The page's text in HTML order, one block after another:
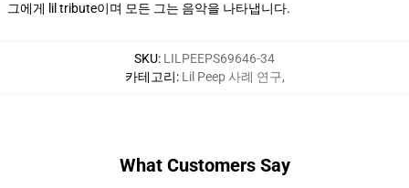
그에게 lil tribute이며 모든 그는 음악을 나타냅니다.
SKU: LILPEEPS69646-34
카테고리: Lil Peep 사례 연구,
What Customers Say